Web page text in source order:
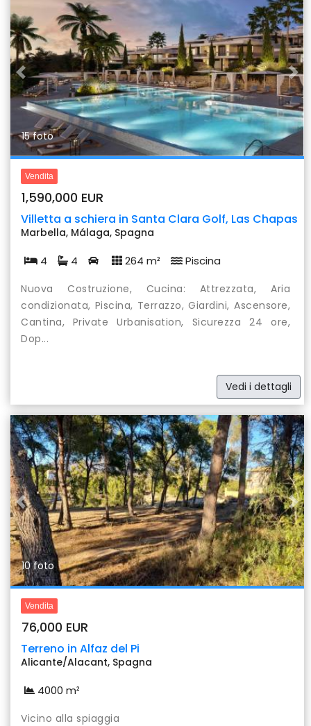
Previous
15 foto
Vendita
1,590,000 EUR
Villetta a schiera in Santa Clara Golf, Las Chapas
Marbella, Málaga, Spagna
4 4 264 m² Piscina
Nuova Costruzione, Cucina: Attrezzata, Aria
condizionata, Piscina, Terrazzo, Giardini, Ascensore,
Cantina, Private Urbanisation, Sicurezza 24 ore,
Dop...
Vedi i dettagli
Previous
10 foto
Vendita
76,000 EUR
Terreno in Alfaz del Pi
Alicante/Alacant, Spagna
4000 m²
Vicino alla spiaggia